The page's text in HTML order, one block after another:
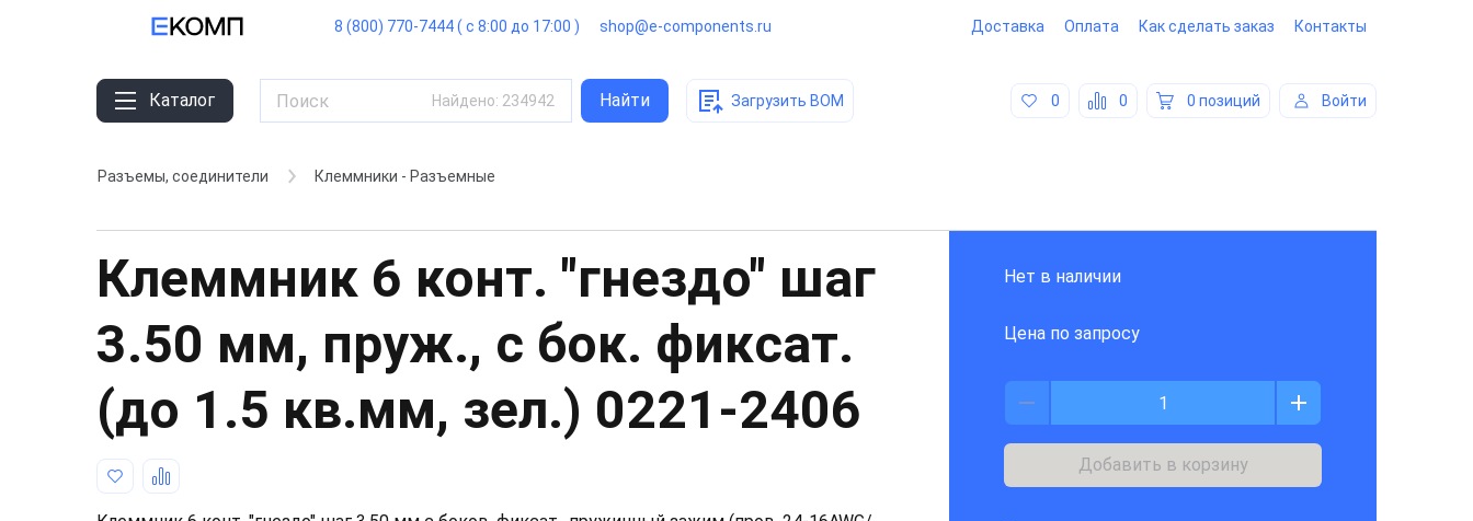
8 (800) 770-7444 ( с 8:00 до 17:00 ) shop@e-components.ru Доставка Оплата Как сделать заказ Контакты
Каталог Найдено: 234942 Найти Загрузить BOM 0 0 0 позиций Войти
Разъемы, соединители Клеммники - Разъемные
Клеммник 6 конт. "гнездо" шаг
3.50 мм, пруж., с бок. фиксат.
(до 1.5 кв.мм, зел.) 0221-2406
Нет в наличии
Цена по запросу
Добавить в корзину